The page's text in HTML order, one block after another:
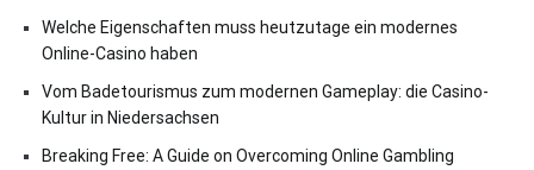
Welche Eigenschaften muss heutzutage ein modernes
Online-Casino haben
Vom Badetourismus zum modernen Gameplay: die Casino-
Kultur in Niedersachsen
Breaking Free: A Guide on Overcoming Online Gambling